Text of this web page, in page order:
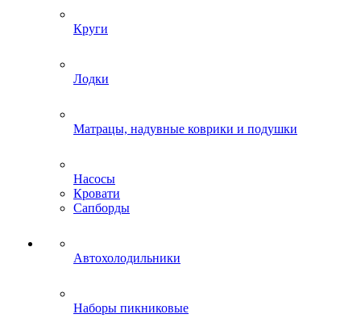
Круги
Лодки
Матрацы, надувные коврики и подушки
Насосы
Кровати
Сапборды
Автохолодильники
Наборы пикниковые